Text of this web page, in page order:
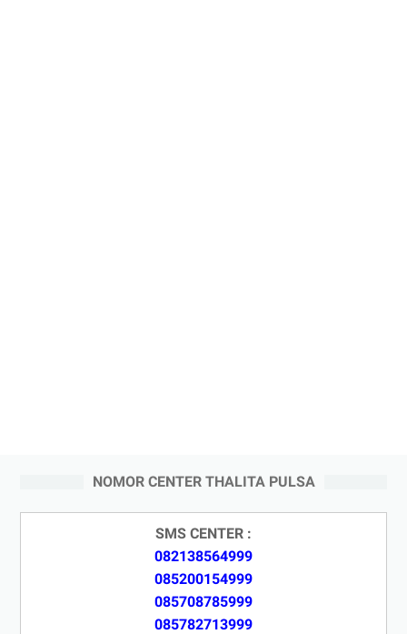
NOMOR CENTER THALITA PULSA
SMS CENTER :
082138564999
085200154999
085708785999
085782713999